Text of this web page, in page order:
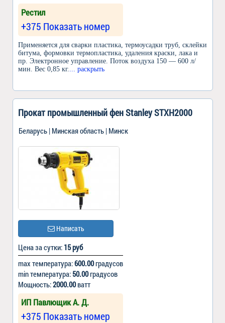
Рестил
+375 Показать номер
Применяется для сварки пластика, термоусадки труб, склейки
битума, формовки термопластика, удаления краски, лака и
пр. Электронное управление. Поток воздуха 150 — 600 л/
мин. Вес 0,85 кг.
... раскрыть
Прокат промышленный фен Stanley STXH2000
Беларусь | Минская область | Минск
Написать
Цена за сутки: 15 руб
max температура:600.00градусов
min температура: 50.00градусов
Мощность:2000.00ватт
ИП Павлющик А. Д.
+375 Показать номер